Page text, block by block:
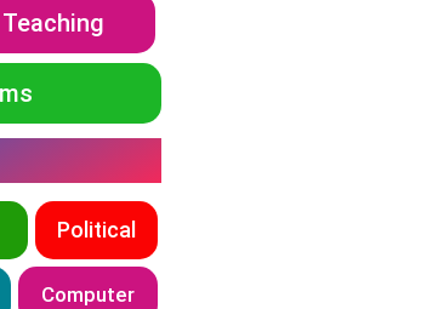
Teaching
Political
Computer